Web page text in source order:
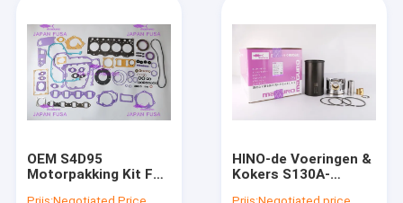
OEM S4D95
Motorpakking Kit For
HINO-de Voeringen &
Kokers S130A-